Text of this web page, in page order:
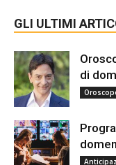
GLI ULTIMI
di